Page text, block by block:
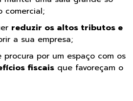
comercial;
reduzir os altos tributos e
a sua empresa;
procura por um espaço com os
fiscais que favoreçam o